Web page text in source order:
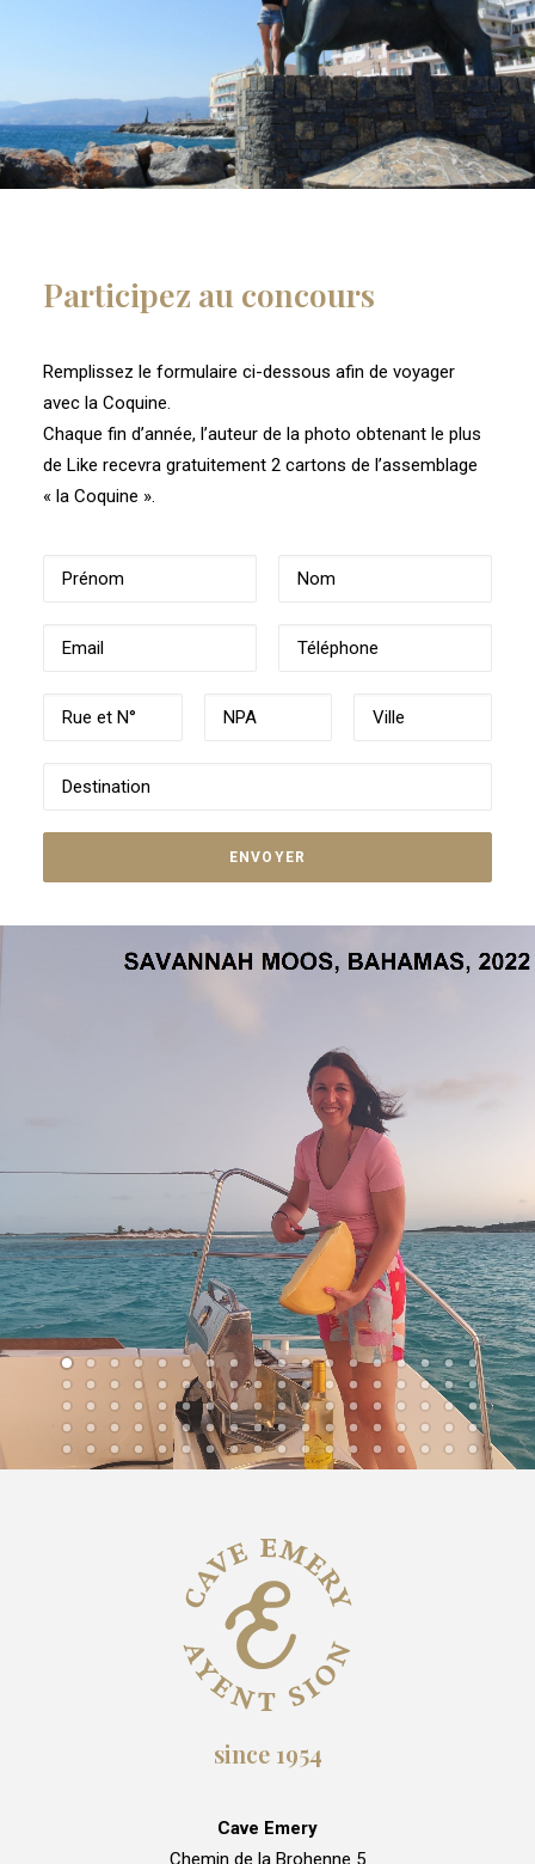
Participez au concours
Remplissez le formulaire ci-dessous afin de voyager
avec la Coquine.
Chaque fin d’année, l’auteur de la photo obtenant le plus
de Like recevra gratuitement 2 cartons de l’assemblage
« la Coquine ».
since 1954
Cave Emery
Chemin de la Brohenne 5